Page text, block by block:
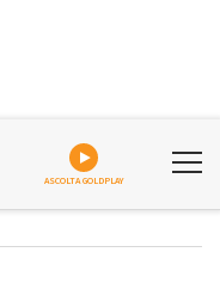
ASCOLTA GOLDPLAY